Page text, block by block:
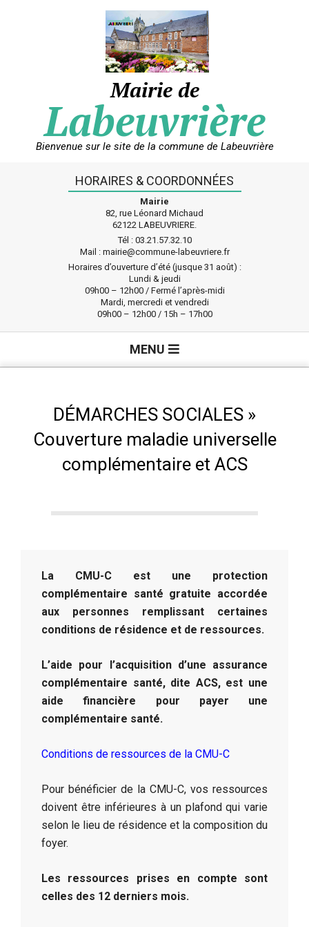
Mairie de
Labeuvrière
Bienvenue sur le site de la commune de Labeuvrière
HORAIRES & COORDONNÉES
Mairie
82, rue Léonard Michaud
62122 LABEUVRIERE.
Tél : 03.21.57.32.10
Mail : mairie@commune-labeuvriere.fr
Horaires d’ouverture d’été (jusque 31 août) :
Lundi & jeudi
09h00 – 12h00 / Fermé l’après-midi
Mardi, mercredi et vendredi
09h00 – 12h00 / 15h – 17h00
MENU
DÉMARCHES SOCIALES »
Couverture maladie universelle
complémentaire et ACS
La CMU-C est une protection
complémentaire santé gratuite accordée
aux personnes remplissant certaines
conditions de résidence et de ressources.
L’aide pour l’acquisition d’une assurance
complémentaire santé, dite ACS, est une
aide financière pour payer une
complémentaire santé.
Conditions de ressources de la CMU-C
Pour bénéficier de la CMU-C, vos ressources
doivent être inférieures à un plafond qui varie
selon le lieu de résidence et la composition du
foyer.
Les ressources prises en compte sont
celles des 12 derniers mois.